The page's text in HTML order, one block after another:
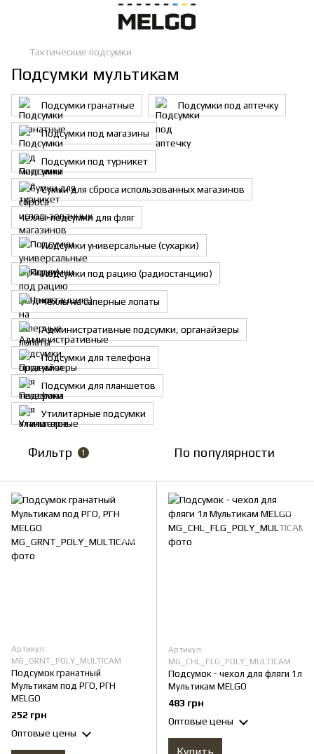
Тактические подсумки
Подсумки мультикам
Подсумки гранатные Подсумки под аптечку
Подсумки под магазины
Подсумки под турникет
Сумки для сброса использованных магазинов
Чехлы-подсумки для фляг
Подсумки универсальные (сухарки)
Подсумки под рацию (радиостанцию)
Чехлы на саперные лопаты
Административные подсумки, органайзеры
Подсумки для телефона
Подсумки для планшетов
Утилитарные подсумки
Фильтр 1 По популярности
Артикул:
MG_GRNT_POLY_MULTICAM
Подсумок гранатный
Мультикам под РГО, РГН
MELGО
252 грн
Оптовые цены
Артикул:
MG_CHL_FLG_POLY_MULTICAM
Подсумок - чехол для фляги 1л
Мультикам MELGO
483 грн
Оптовые цены